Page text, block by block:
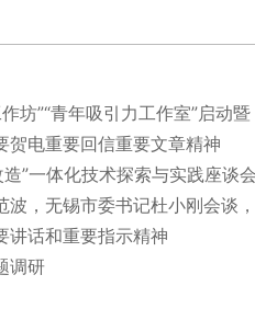
坊”“青年吸引力工作室”启动
贺电重要回信重要文章精神
”一体化技术探索与实践座谈
，无锡市委书记杜小刚会谈
讲话和重要指示精神
调研